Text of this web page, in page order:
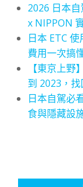
2026 日本
x NIPPON
日本 ETC
費用一次搞
【東京上
到 2023，
日本自駕必
食與隱藏設